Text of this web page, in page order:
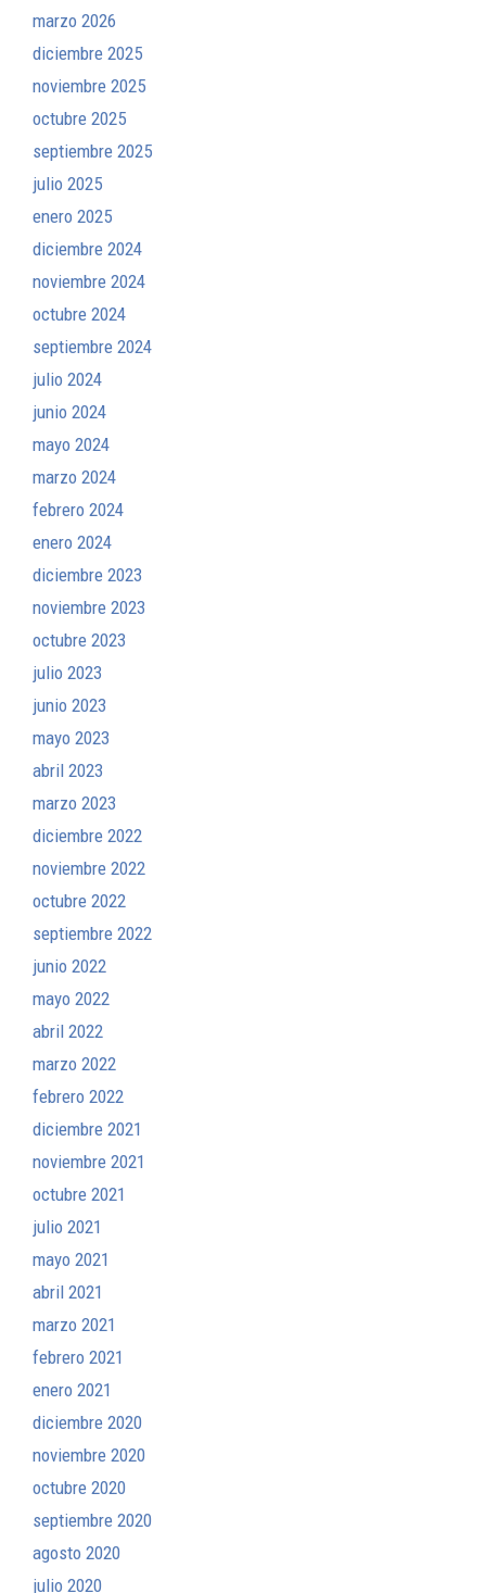
marzo 2026
diciembre 2025
noviembre 2025
octubre 2025
septiembre 2025
julio 2025
enero 2025
diciembre 2024
noviembre 2024
octubre 2024
septiembre 2024
julio 2024
junio 2024
mayo 2024
marzo 2024
febrero 2024
enero 2024
diciembre 2023
noviembre 2023
octubre 2023
julio 2023
junio 2023
mayo 2023
abril 2023
marzo 2023
diciembre 2022
noviembre 2022
octubre 2022
septiembre 2022
junio 2022
mayo 2022
abril 2022
marzo 2022
febrero 2022
diciembre 2021
noviembre 2021
octubre 2021
julio 2021
mayo 2021
abril 2021
marzo 2021
febrero 2021
enero 2021
diciembre 2020
noviembre 2020
octubre 2020
septiembre 2020
agosto 2020
julio 2020